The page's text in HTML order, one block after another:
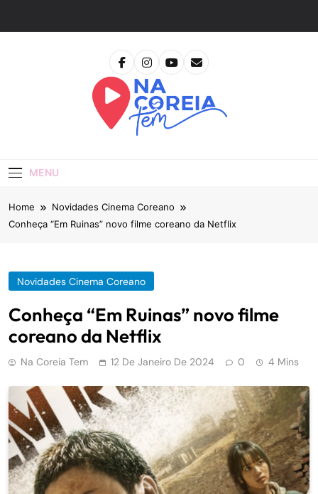
MENU
Home
Novidades Cinema Coreano
Conheça “Em Ruinas” novo filme coreano da Netflix
Novidades Cinema Coreano
Conheça “Em Ruinas” novo filme
coreano da Netflix
Na Coreia Tem 12 De Janeiro De 2024 0 4 Mins